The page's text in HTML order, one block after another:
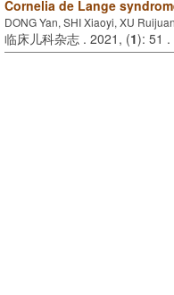
Cornelia de Lange
DONG Yan, SHI Xiaoyi, XU
临床儿科杂志 . 2021, (1): 51